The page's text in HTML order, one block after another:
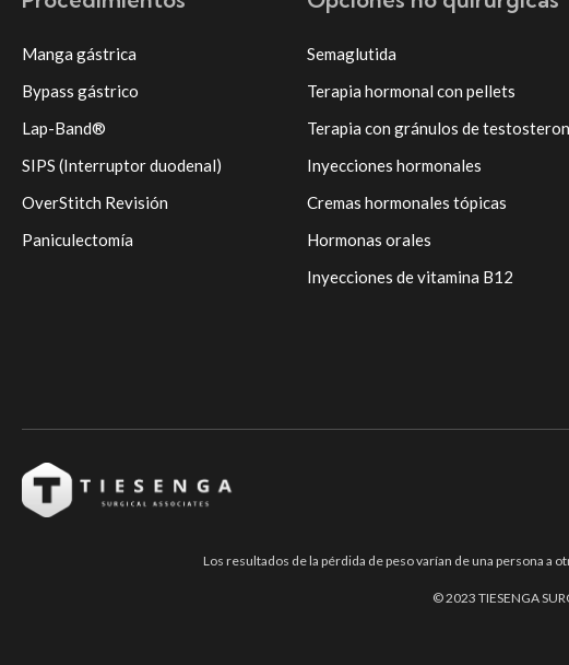
Manga gástrica
Bypass gástrico
Lap-Band®
SIPS (Interruptor duodenal)
OverStitch Revisión
Paniculectomía
Semaglutida
Terapia hormonal con pellets
Terapia con gránulos de
Inyecciones hormonales
Cremas hormonales tópicas
Hormonas orales
Inyecciones de vitamina B12
Los resultados de la pérdida de peso varían de una persona
© 2023 TIESENGA